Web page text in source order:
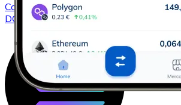
ComprarDogecoin
con transferencia
DOGE